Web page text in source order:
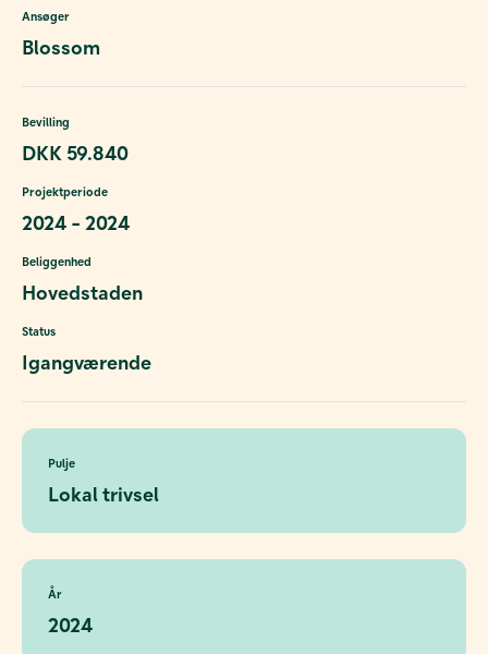
Ansøger
Blossom
Bevilling
DKK 59.840
Projektperiode
2024 - 2024
Beliggenhed
Hovedstaden
Status
Igangværende
Pulje
Lokal trivsel
År
2024